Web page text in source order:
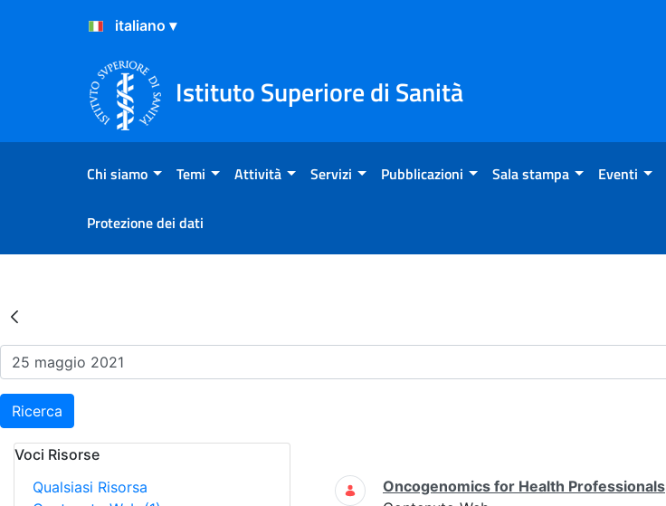
Salta al Contenuto
Salta al Footer
Istituto Superiore di Sanità
Chi siamo Temi Attività Servizi Pubblicazioni Sala stampa Eventi
Protezione dei dati
Risultati della Ricerca - Eventi
Ricerca
Voci Risorse
Qualsiasi Risorsa
Ricerca
Oncogenomics for Health Professionals